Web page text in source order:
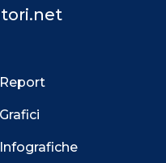
Report
Grafici
Infografiche